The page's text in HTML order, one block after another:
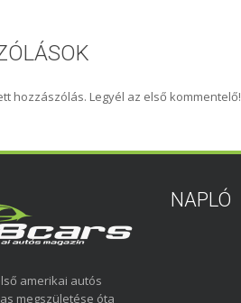
hozzászólás. Legyél az első kommentelő!
amerikai autós
megszületése óta
NAPLÓ